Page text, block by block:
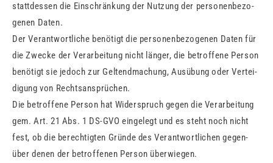
statt­des­sen die Ein­schrän­kung der Nut­zung der per­so­nen­be­zo­
ge­nen Daten.
Der Ver­ant­wort­li­che be­nö­tigt die per­so­nen­be­zo­ge­nen Daten für
die Zwe­cke der Ver­ar­bei­tung nicht län­ger, die be­trof­fe­ne Per­son
be­nö­tigt sie je­doch zur Gel­tend­ma­chung, Aus­übung oder Ver­tei­
di­gung von Rechts­an­sprü­chen.
Die be­trof­fe­ne Per­son hat Wi­der­spruch gegen die Ver­ar­bei­tung
gem. Art. 21 Abs. 1 DS-GVO ein­ge­legt und es steht noch nicht
fest, ob die be­rech­tig­ten Grün­de des Ver­ant­wort­li­chen ge­gen­
über denen der be­trof­fe­nen Per­son über­wie­gen.